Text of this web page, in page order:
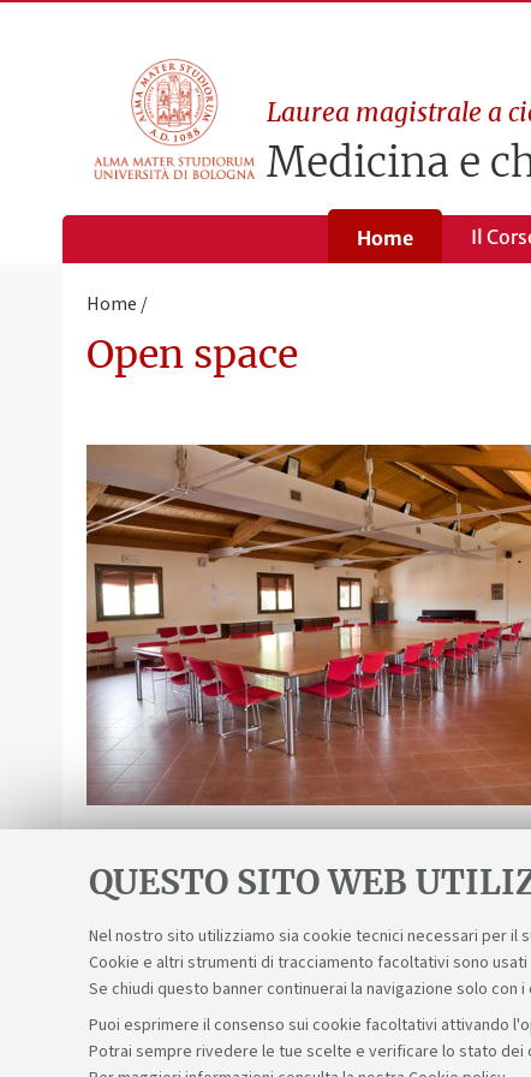
QUESTO SITO WEB
Nel nostro sito utilizziamo sia cookie tecnici necessari per
Cookie e altri strumenti di tracciamento facoltativi sono
Se chiudi questo banner continuerai la navigazione solo con
Puoi esprimere il consenso sui cookie facoltativi attivando
Potrai sempre rivedere le tue scelte e verificare lo stato
Laurea magistrale a
Medicina e
Home Il
Home
Open space